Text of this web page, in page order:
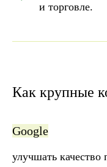
и торговле.
Как крупные
Google
улучшать качество
для работы с
и обзор 5
вы внедрите AI в